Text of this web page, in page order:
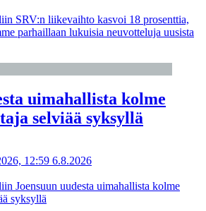
SRV:n liikevaihto kasvoi 18 prosenttia,
parhaillaan lukuisia neuvotteluja uusista
uimahallista kolme
selviää syksyllä
12:59 6.8.2026
Joensuun uudesta uimahallista kolme
syksyllä